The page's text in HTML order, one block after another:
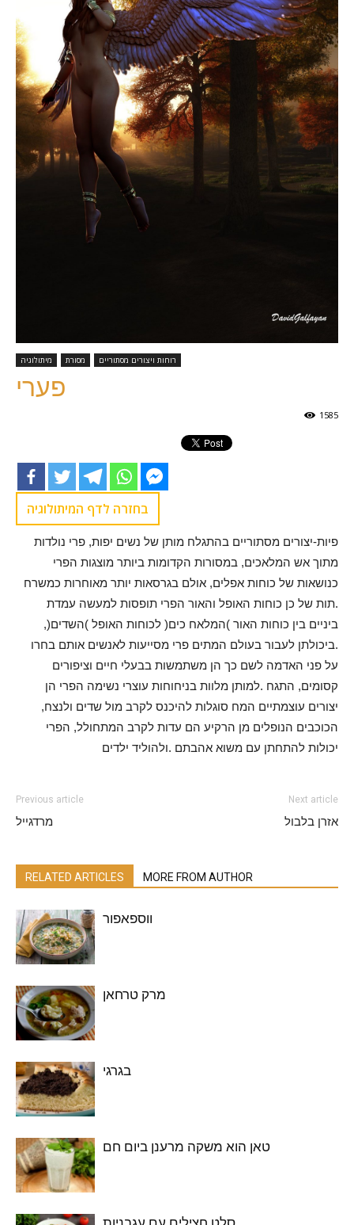
מיתולוגיה מסורת רוחות ויצורים מסתוריים
פערי
1585
בחזרה לדף המיתולוגיה
פיות-יצורים מסתוריים בהתגלח מותן של נשים יפות, פרי נולדות
מתוך אש המלאכים, במסורות הקדומות ביותר מוצגות הפרי
כנושאות של כוחות אפלים, אולם בגרסאות יותר מאוחרות כמשרח
.תות של כן כוחות האופל והאור הפרי תופסות למעשה עמדת
ביניים בין כוחות האור )המלאח כים( לכוחות האופל )השדים(,
.ביכולתן לעבור בעולם המתים פרי מסייעות לאנשים אותם בחרו
על פני האדמה לשם כך הן משתמשות בבעלי חיים וציפורים
קסומים, התגח .למותן מלוות בניחוחות עוצרי נשימה הפרי הן
יצורים עוצמתיים המח סוגלות להיכנס לקרב מול שדים ולנצח,
הכוכבים הנופלים מן הרקיע הם עדות לקרב המתחולל, הפרי
יכולות להתחתן עם משוא אהבתם .ולהוליד ילדים
Previous article
מרדגייל
Next article
אזרן בלבול
RELATED ARTICLES MORE FROM AUTHOR
ווספאפור
מרק טרחאן
בגרגי
טאן הוא משקה מרענן ביום חם